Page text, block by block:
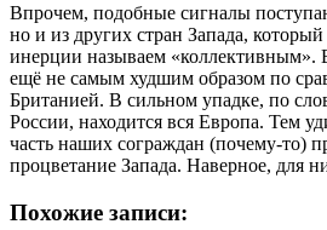
Впрочем, подобные сигналы
но и из других стран Запада,
инерции называем «коллективным».
ещё не самым худшим образом по
Британией. В сильном упадке, по
России, находится вся Европа. Тем
часть наших сограждан (почему-то)
процветание Запада. Наверное, для
Похожие записи: